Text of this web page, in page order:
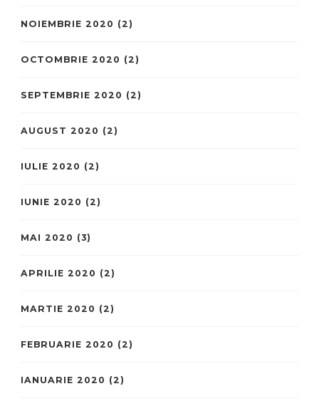
NOIEMBRIE 2020 (2)
OCTOMBRIE 2020 (2)
SEPTEMBRIE 2020 (2)
AUGUST 2020 (2)
IULIE 2020 (2)
IUNIE 2020 (2)
MAI 2020 (3)
APRILIE 2020 (2)
MARTIE 2020 (2)
FEBRUARIE 2020 (2)
IANUARIE 2020 (2)